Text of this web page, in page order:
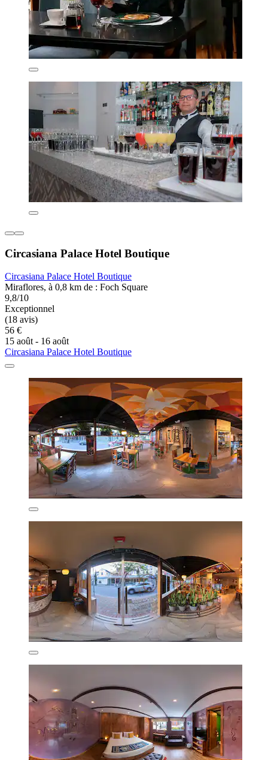
Circasiana Palace Hotel Boutique
Circasiana Palace Hotel Boutique
Miraflores, à 0,8 km de : Foch Square
9,8/10
Exceptionnel
(18 avis)
56 €
15 août - 16 août
Circasiana Palace Hotel Boutique